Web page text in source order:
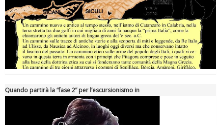
Quando partirà la “fase 2” per l’escursionismo in